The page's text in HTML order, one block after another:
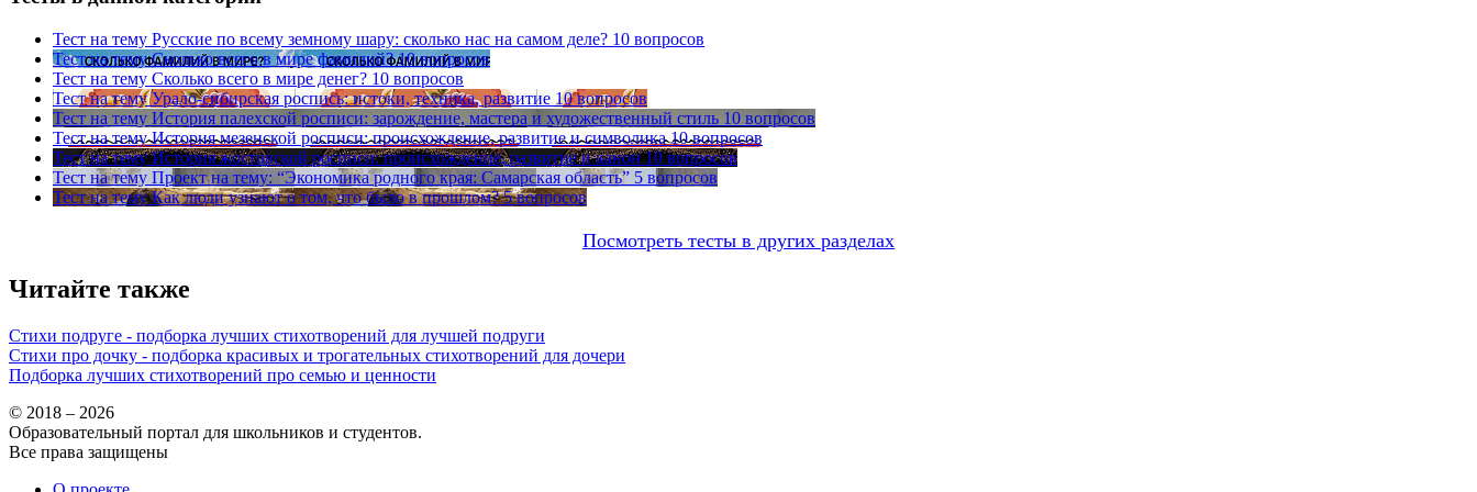
Тест на тему Русские по всему земному шару: сколько нас на самом деле? 10 вопросов
Тест на тему Сколько всего в мире фамилий? 10 вопросов
Тест на тему Сколько всего в мире денег? 10 вопросов
Тест на тему Урало-сибирская роспись: истоки, техника, развитие 10 вопросов
Тест на тему История палехской росписи: зарождение, мастера и художественный стиль 10 вопросов
Тест на тему История мезенской росписи: происхождение, развитие и символика 10 вопросов
Тест на тему История жостовской росписи: происхождение, развитие и канон 10 вопросов
Тест на тему Проект на тему: “Экономика родного края: Самарская область” 5 вопросов
Тест на тему Как люди узнают о том, что было в прошлом? 5 вопросов
Посмотреть тесты в других разделах
Читайте также
Стихи подруге - подборка лучших стихотворений для лучшей подруги
Стихи про дочку - подборка красивых и трогательных стихотворений для дочери
Подборка лучших стихотворений про семью и ценности
© 2018 – 2026
Образовательный портал для школьников и студентов.
Все права защищены